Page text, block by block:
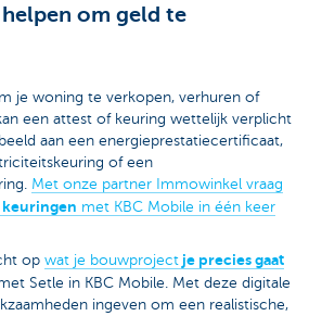
om geld te
je woning te verkopen, verhuren of
een attest of keuring wettelijk verplicht
aan een energieprestatiecertificaat,
of een
Met onze partner Immowinkel vraag
keuringen met KBC Mobile in één keer
op wat je bouwproject je precies gaat
Setle in KBC Mobile. Met deze digitale
ingeven om een realistische,